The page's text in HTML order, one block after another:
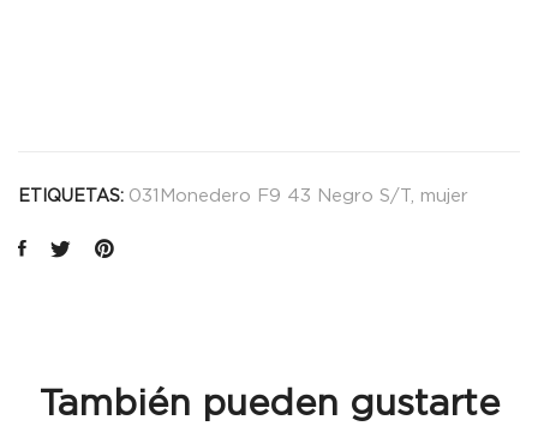
ETIQUETAS: 031Monedero F9 43 Negro S/T mujer
También pueden gustarte